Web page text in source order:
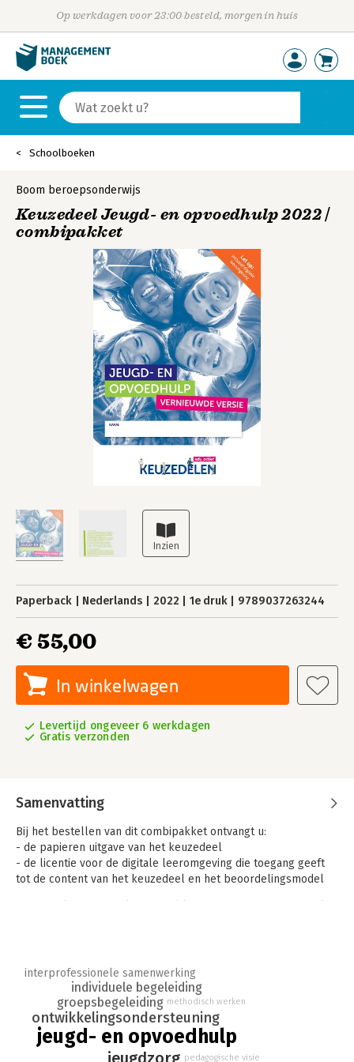
Op werkdagen voor 23:00 besteld, morgen in huis
Schoolboeken
Boom beroepsonderwijs
Keuzedeel Jeugd- en opvoedhulp 2022 |
combipakket
Paperback Nederlands 2022 1e druk 9789037263244
€ 55,00
In winkelwagen
Levertijd ongeveer 6 werkdagen
Gratis verzonden
Samenvatting
Bij het bestellen van dit combipakket ontvangt u:
- de papieren uitgave van het keuzedeel
- de licentie voor de digitale leeromgeving die toegang geeft
tot de content van het keuzedeel en het beoordelingsmodel
(persoonlijke verzorging, eetmomenten, huishoudelijke taken,
werk, scholing en vrije tijd).
Je motiveert de jeugdige(n) om zo veel mogelijk
verantwoordelijkheid te dragen en zijn kwaliteiten en talenten
te ontwikkelen. Je onderzoekt welke methoden en middelen
de ontwikkeling van de jeugdige(n) stimuleren en gebruikt
jeugd- en opvoedhulp
jeugdzorg
ontwikkelingsondersteuning
groepsbegeleiding
individuele begeleiding
interprofessionele samenwerking
methodisch werken
pedagogische visie